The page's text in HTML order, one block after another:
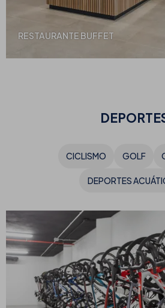
RESTAURANTE BUFFET
CICLISMO GOLF
DEPORTES